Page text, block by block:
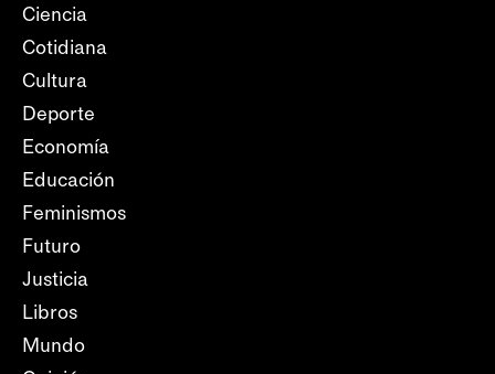
Ciencia
Cotidiana
Cultura
Deporte
Economía
Educación
Feminismos
Futuro
Justicia
Libros
Mundo